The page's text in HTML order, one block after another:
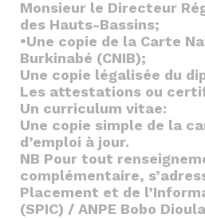
Monsieur le Directeur
des Hauts-Bassins;
•Une copie de la Carte
Burkinabé (CNIB);
Une copie légalisée du
Les attestations ou
Un curriculum vitae:
Une copie simple de la
d’emploi à jour.
NB Pour tout
complémentaire,
Placement et de
(SPIC) / ANPE Bobo